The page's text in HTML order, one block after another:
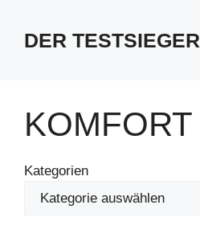
springenDER TESTSIEGER
KOMFORT
Kategorien